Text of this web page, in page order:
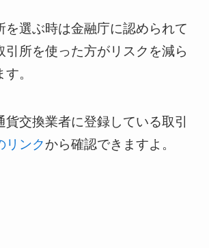
を選ぶ時は金融庁に認められて
引所を使った方がリスクを減ら
。
交換業者に登録している取引
リンクから確認できますよ。